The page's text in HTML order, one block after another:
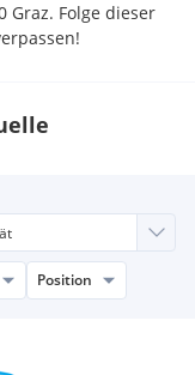
Graz. Folge dieser
Position